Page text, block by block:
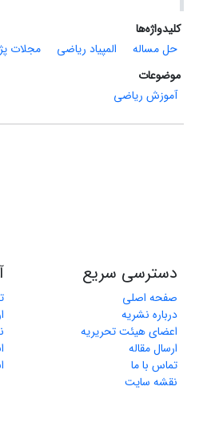
کلیدواژه‌ها
حل مساله
المپیاد ریاضی مجلات
موضوعات
آموزش ریاضی
دسترسی سریع
صفحه اصلی
درباره نشریه
اعضای هیئت تحریریه
ارسال مقاله
تماس با ما
نقشه سایت